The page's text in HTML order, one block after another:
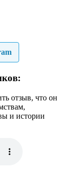
отзыв, что он
и истории